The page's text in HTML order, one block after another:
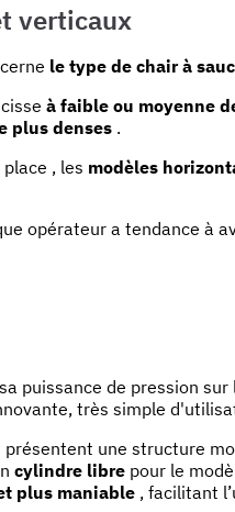
verticaux
le type de chair à
à faible ou moyenne
plus denses.
, les modèles
opérateur a tendance à
puissance de pression sur
très simple
une structure
cylindre librepour le
plus maniable, facilitant